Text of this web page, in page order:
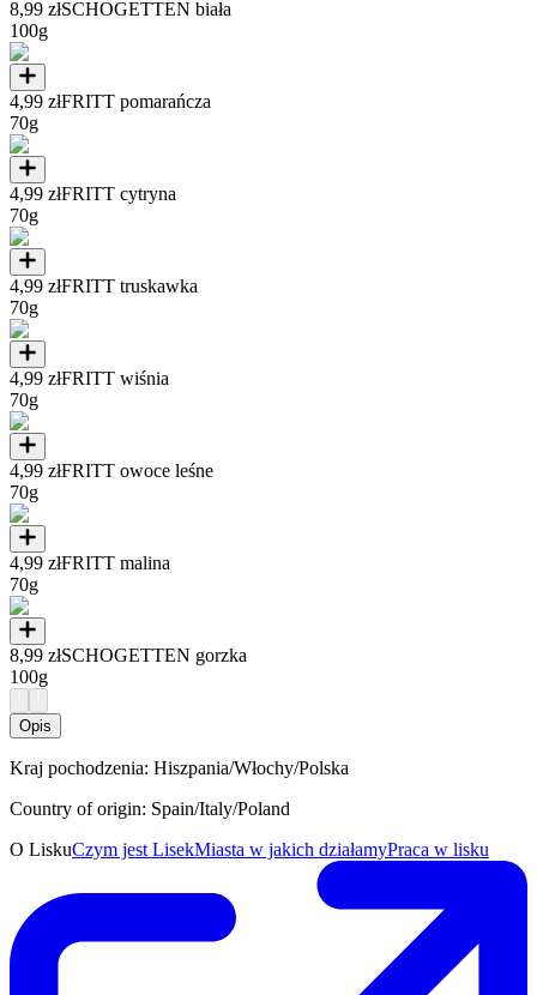
8,99 złSCHOGETTEN biała
100g
4,99 złFRITT pomarańcza
70g
4,99 złFRITT cytryna
70g
4,99 złFRITT truskawka
70g
4,99 złFRITT wiśnia
70g
4,99 złFRITT owoce leśne
70g
4,99 złFRITT malina
70g
8,99 złSCHOGETTEN gorzka
100g
Opis
Kraj pochodzenia: Hiszpania/Włochy/Polska
Country of origin: Spain/Italy/Poland
O LiskuCzym jest LisekMiasta w jakich działamyPraca w lisku